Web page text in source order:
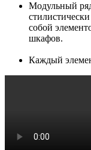
Модульный
собой
шкафов.
Каждый